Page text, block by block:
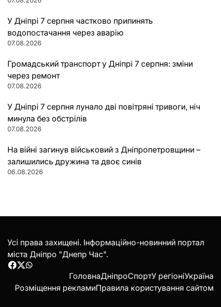
У Дніпрі 7 серпня частково припинять
водопостачання через аварію
07.08.2026
Громадський транспорт у Дніпрі 7 серпня: зміни
через ремонт
07.08.2026
У Дніпрі 7 серпня лунало дві повітряні тривоги, ніч
минула без обстрілів
07.08.2026
На війні загинув військовий з Дніпропетровщини –
залишились дружина та двоє синів
06.08.2026
Усі права захищені. Інформаційно-новинний портал
міста Дніпро "Днепр Час".
Facebook
Twitter
WhatsApp
ГоловнаДніпроСпортУ регіоніУкраїна
Розміщення рекламиПравила користування сайтом